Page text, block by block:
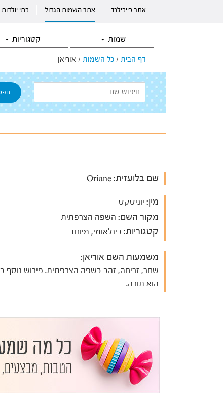
אתר בייבילנד אתר השמות הגדול בתי
שמות קטגוריות
דף הבית / כל השמות / אוריאן
שם בלועזית:
מין: יוניסקס
מקור השם: השפה הצרפתית
קטגוריות: בינלאומי, מיוחד
משמעות השם אוריאן:
שחר, זריחה, זהב בשפה הצרפתית. פירוש נוסף
הוא תורה.